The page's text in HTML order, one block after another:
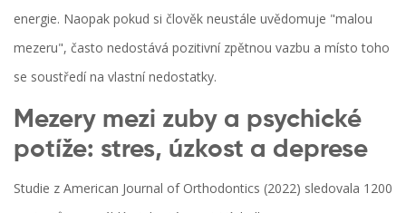
energie. Naopak pokud si člověk neustále uvědomuje "malou
mezeru", často nedostává pozitivní zpětnou vazbu a místo toho
se soustředí na vlastní nedostatky.
Mezery mezi zuby a psychické
potíže: stres, úzkost a deprese
Studie z American Journal of Orthodontics (2022) sledovala 1200